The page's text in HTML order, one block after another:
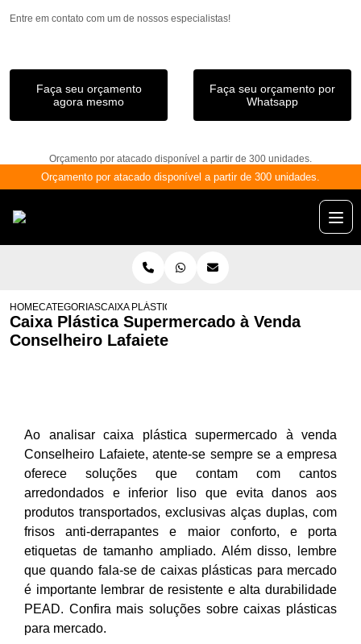
Entre em contato com um de nossos especialistas!
Faça seu orçamento
agora mesmo
Faça seu orçamento por
Whatsapp
Orçamento por atacado disponível a partir de 300 unidades.
Orçamento por atacado disponível a partir de 300 unidades.
HOMECATEGORIASCAIXA PLÁSTICA SUPERMERCADO À VENDA
Caixa Plástica Supermercado à Venda
Conselheiro Lafaiete
Ao analisar caixa plástica supermercado à venda
Conselheiro Lafaiete, atente-se sempre se a empresa
oferece soluções que contam com cantos
arredondados e inferior liso que evita danos aos
produtos transportados, exclusivas alças duplas, com
frisos anti-derrapantes e maior conforto, e porta
etiquetas de tamanho ampliado. Além disso, lembre
que quando fala-se de caixas plásticas para mercado
é importante lembrar de resistente e alta durabilidade
PEAD. Confira mais soluções sobre caixas plásticas
para mercado.